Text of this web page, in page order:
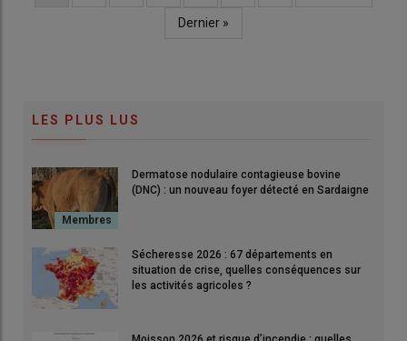
Dernière
Dernier »
LES PLUS LUS
Dermatose nodulaire contagieuse bovine
(DNC) : un nouveau foyer détecté en Sardaigne
Sécheresse 2026 : 67 départements en
situation de crise, quelles conséquences sur
les activités agricoles ?